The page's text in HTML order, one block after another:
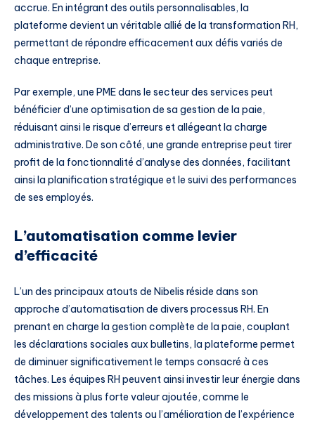
accrue. En intégrant des outils personnalisables, la
plateforme devient un véritable allié de la transformation RH,
permettant de répondre efficacement aux défis variés de
chaque entreprise.
Par exemple, une PME dans le secteur des services peut
bénéficier d’une optimisation de sa gestion de la paie,
réduisant ainsi le risque d’erreurs et allégeant la charge
administrative. De son côté, une grande entreprise peut tirer
profit de la fonctionnalité d’analyse des données, facilitant
ainsi la planification stratégique et le suivi des performances
de ses employés.
L’automatisation comme levier
d’efficacité
L’un des principaux atouts de Nibelis réside dans son
approche d’automatisation de divers processus RH. En
prenant en charge la gestion complète de la paie, couplant
les déclarations sociales aux bulletins, la plateforme permet
de diminuer significativement le temps consacré à ces
tâches. Les équipes RH peuvent ainsi investir leur énergie dans
des missions à plus forte valeur ajoutée, comme le
développement des talents ou l’amélioration de l’expérience